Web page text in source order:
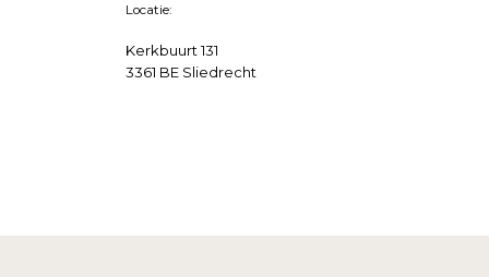
Locatie:
Kerkbuurt 131
3361 BE Sliedrecht